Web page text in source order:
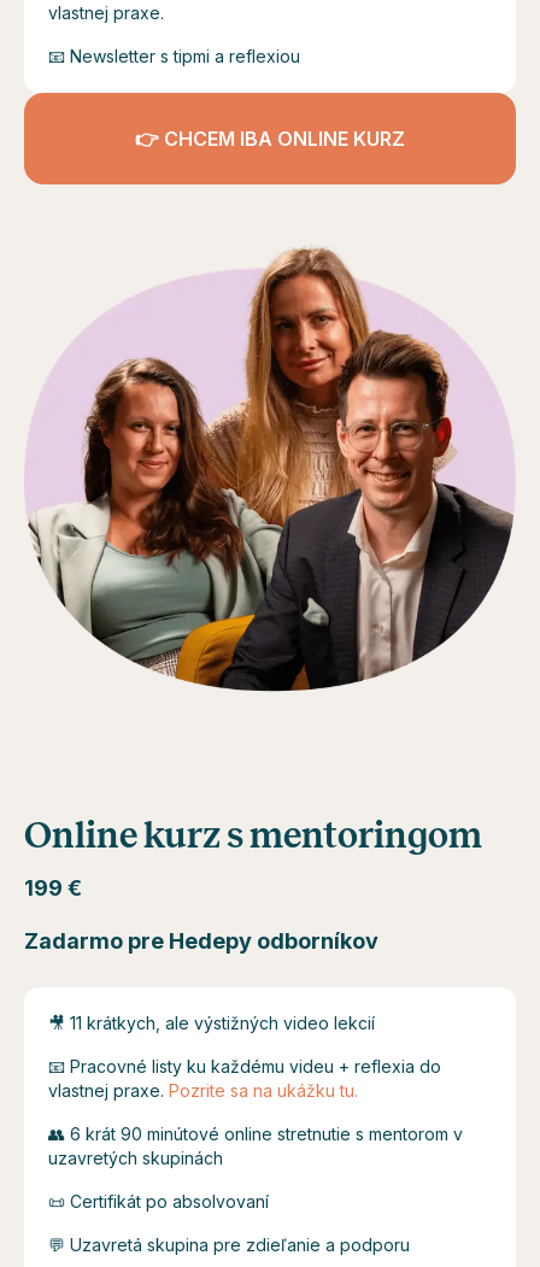
vlastnej praxe.
📧 Newsletter s tipmi a reflexiou
👉 CHCEM IBA ONLINE KURZ
Online kurz s mentoringom
199 €
Zadarmo pre Hedepy odborníkov
🎥 11 krátkych, ale výstižných video lekcií
📧 Pracovné listy ku každému videu + reflexia do
vlastnej praxe. Pozrite sa na ukážku tu.
👥 6 krát 90 minútové online stretnutie s mentorom v
uzavretých skupinách
📜 Certifikát po absolvovaní
💬 Uzavretá skupina pre zdieľanie a podporu